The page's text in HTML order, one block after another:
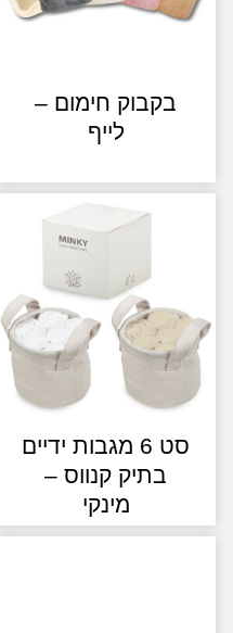
בקבוק חימום –
סט 6 מגבות ידיים
בתיק קנווס –